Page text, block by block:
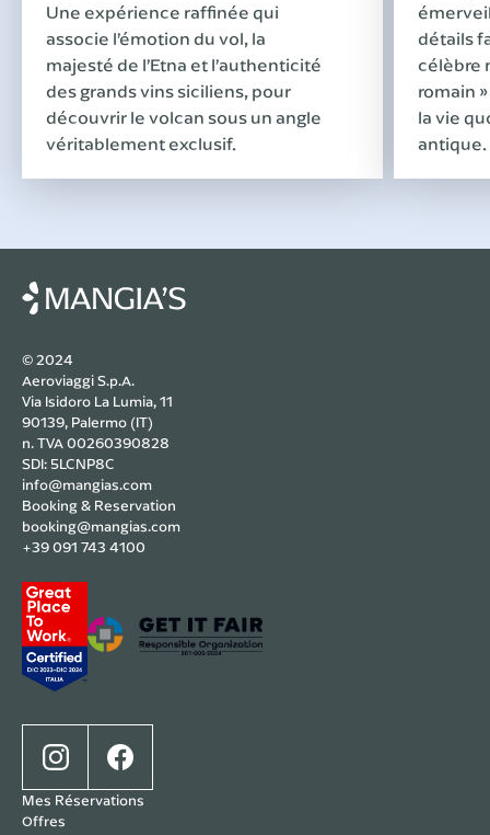
Une expérience raffinée qui
associe l’émotion du vol, la
majesté de l’Etna et l’authenticité
des grands vins siciliens, pour
découvrir le volcan sous un angle
véritablement exclusif.
détails
célèbre
romain
la vie
antique.
© 2024
Aeroviaggi S.p.A.
Via Isidoro La Lumia, 11
90139, Palermo (IT)
n. TVA 00260390828
SDI: 5LCNP8C
info@mangias.com
Booking & Reservation
booking@mangias.com
+39 091 743 4100
Mes Réservations
Offres